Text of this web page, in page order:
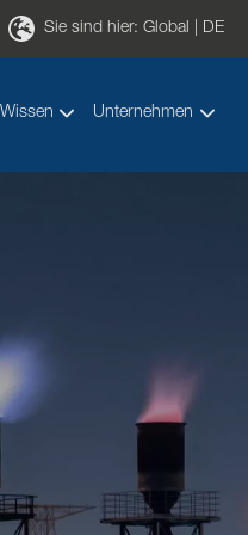
Sie sind hier: Global | DE
Wissen Unternehmen